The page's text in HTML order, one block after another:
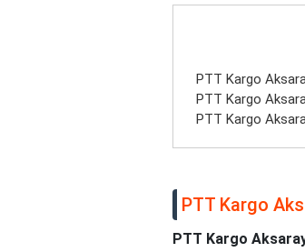
PTT Kargo
PTT Kargo
PTT Kargo
PTT Kargo
PTT Kargo